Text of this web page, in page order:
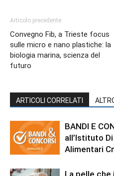
Articolo precedente
Convegno Fib, a Trieste focus
sulle micro e nano plastiche: la
biologia marina, scienza del
futuro
ARTICOLI CORRELATI
BANDI E
all’Istituto
Alimentari
La pelle che